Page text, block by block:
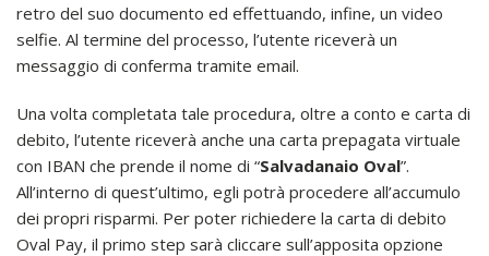
retro del suo documento ed effettuando, infine, un video
selfie. Al termine del processo, l’utente riceverà un
messaggio di conferma tramite email.
Una volta completata tale procedura, oltre a conto e carta di
debito, l’utente riceverà anche una carta prepagata virtuale
con IBAN che prende il nome di “Salvadanaio Oval”.
All’interno di quest’ultimo, egli potrà procedere all’accumulo
dei propri risparmi. Per poter richiedere la carta di debito
Oval Pay, il primo step sarà cliccare sull’apposita opzione